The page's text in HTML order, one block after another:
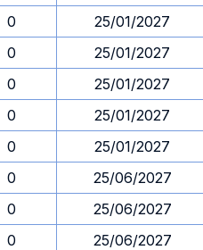
0
25/01/2027
0
25/01/2027
0
25/01/2027
0
25/01/2027
0
25/01/2027
0
25/06/2027
0
25/06/2027
0
25/06/2027